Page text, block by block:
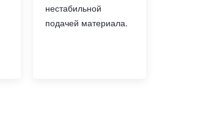
нестабильной
подачей материала.